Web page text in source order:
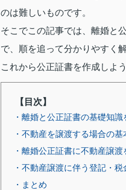
のは難しいものです。
そこでこの記事では、離婚と
で、順を追って分かりやすく
これから公正証書を作成しよ
【目次】
・離婚と公正証書の基礎知識
・不動産を譲渡する場合の
・離婚公正証書に不動産譲
・不動産譲渡に伴う登記・
・まとめ